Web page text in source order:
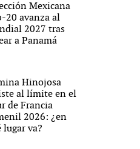
Mexicana
20 avanza al
2027 tras
a Panamá
Hinojosa
al límite en el
de Francia
2026: ¿en
lugar va?